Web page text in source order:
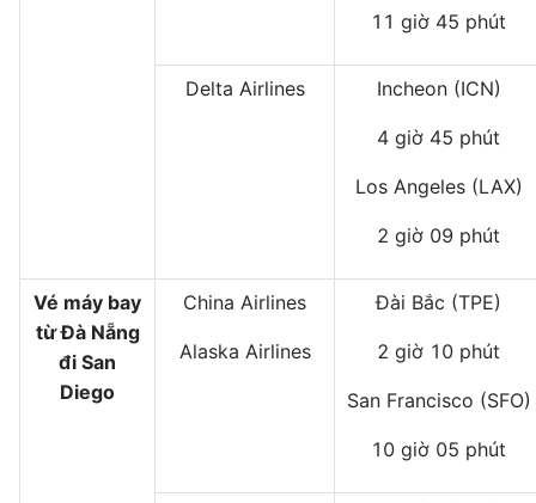
11 giờ 45 phút
Delta Airlines Incheon (ICN)
4 giờ 45 phút
Los Angeles (LAX)
2 giờ 09 phút
Vé máy bay
từ Đà Nẵng
đi San
Diego
China Airlines
Alaska Airlines
Đài Bắc (TPE)
2 giờ 10 phút
San Francisco (SFO)
10 giờ 05 phút